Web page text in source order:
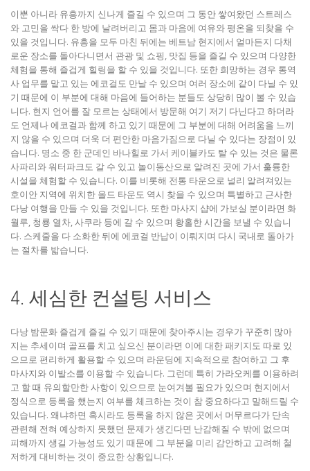
이뿐 아니라 유흥까지 신나게 즐길 수 있으며 그 동안 쌓여왔던 스트레스
와 고민을 싹다 한 방에 날려버리고 몸과 마음에 여유와 평온을 되찾을 수
있을 것입니다. 유흥을 모두 마친 뒤에는 베트남 현지에서 얼마든지 다채
로운 장소를 돌아다니면서 관광 및 쇼핑, 맛집 등을 즐길 수 있으며 다양한
체험을 통해 즐겁게 힐링을 할 수 있을 것입니다. 또한 희망하는 경우 통역
사 업무를 맡고 있는 에코걸도 만날 수 있으며 여러 장소에 같이 다닐 수 있
기 때문에 이 부분에 대해 마음에 들어하는 분들도 상당히 많이 볼 수 있습
니다. 현지 언어를 잘 모르는 상태에서 방문해 여기 저기 다닌다고 하더라
도 언제나 에코걸과 함께 하고 있기 때문에 그 부분에 대해 어려움을 느끼
지 않을 수 있으며 더욱 더 편안한 마음가짐으로 다닐 수 있다는 장점이 있
습니다. 명소 중 한 군데인 바나힐로 가서 케이블카도 탈 수 있는 것은 물론
사파리와 워터파크도 갈 수 있고 놀이동산으로 알려진 곳에 가서 훌륭한
시설을 체험할 수 있습니다. 이를 비롯해 전통 타운으로 널리 알려져있는
호이안 지역에 위치한 올드 타운도 역시 찾을 수 있으며 특별하고 근사한
다낭 여행을 만들 수 있을 것입니다. 또한 마사지 샵에 가보실 분이라면 화
월루, 청룡 열차, 사쿠라 등에 갈 수 있으며 황홀한 시간을 보낼 수 있습니
다. 스케줄을 다 소화한 뒤에 에코걸 반납이 이뤄지며 다시 국내로 돌아가
는 절차를 밟습니다.
4. 세심한 컨설팅 서비스
다낭 밤문화 즐겁게 즐길 수 있기 때문에 찾아주시는 경우가 꾸준히 많아
지는 추세이며 골프를 치고 싶으신 분이라면 이에 대한 패키지도 따로 있
으므로 편리하게 활용할 수 있으며 라운딩에 지속적으로 참여하고 그 후
마사지와 이발소를 이용할 수 있습니다. 그런데 특히 가라오케를 이용하려
고 할 때 유의할만한 사항이 있으므로 눈여겨볼 필요가 있으며 현지에서
정식으로 등록을 했는지 여부를 체크하는 것이 참 중요하다고 말해드릴 수
있습니다. 왜냐하면 혹시라도 등록을 하지 않은 곳에서 머무르다가 단속
관련해 전혀 예상하지 못했던 문제가 생긴다면 난감해질 수 밖에 없으며
피해까지 생길 가능성도 있기 때문에 그 부분을 미리 감안하고 고려해 철
저하게 대비하는 것이 중요한 상황입니다.